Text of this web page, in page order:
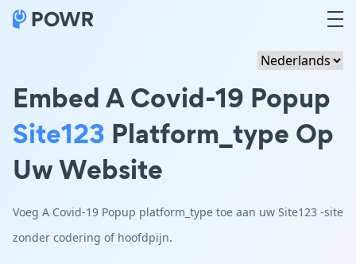
Embed A Covid-19 Popup
Site123 Platform_type Op
Uw Website
Voeg A Covid-19 Popup platform_type toe aan uw Site123 -site
zonder codering of hoofdpijn.